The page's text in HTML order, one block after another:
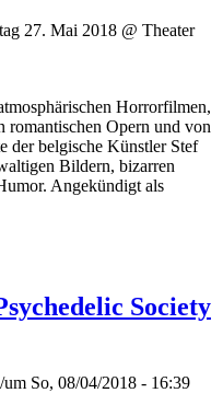
27. Mai 2018 @ Theater
Horrorfilmen,
Opern und von
der belgische Künstler Stef
Bildern, bizarren
Angekündigt als
Society
um So, 08/04/2018 - 16:39